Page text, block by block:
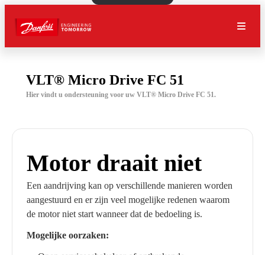
VLT® Micro Drive FC 51
Hier vindt u ondersteuning voor uw VLT® Micro Drive FC 51.
Motor draait niet
Een aandrijving kan op verschillende manieren worden
aangestuurd en er zijn veel mogelijke redenen waarom
de motor niet start wanneer dat de bedoeling is.
Mogelijke oorzaken: